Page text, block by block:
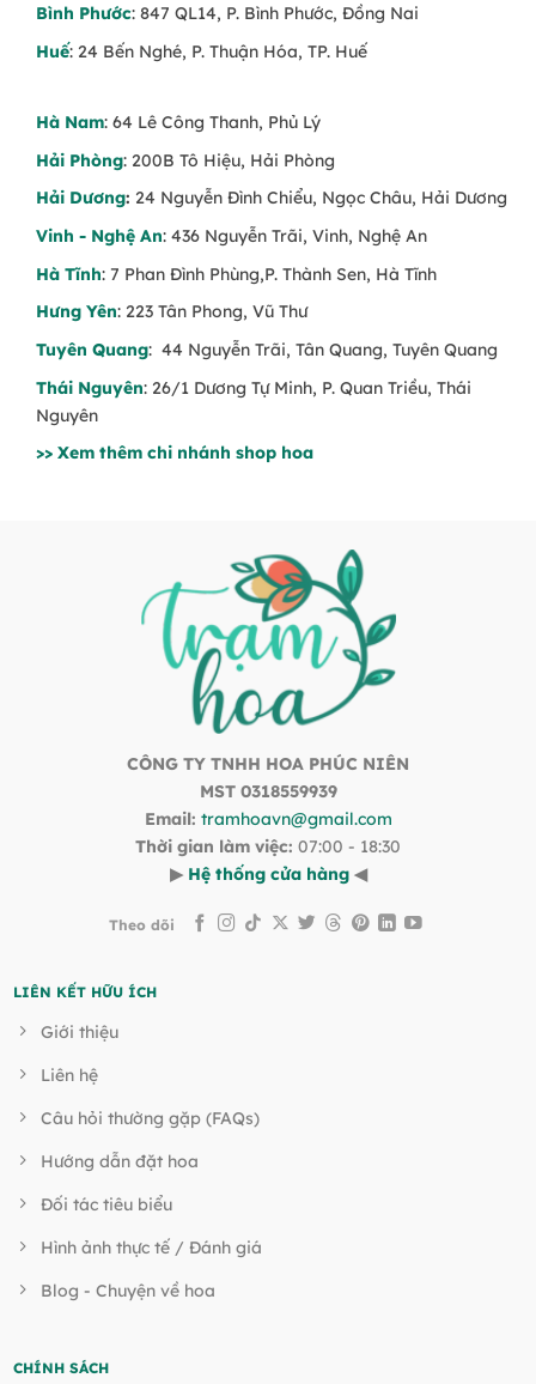
Bình Phước: 847 QL14, P. Bình Phước, Đồng Nai
Huế: 24 Bến Nghé, P. Thuận Hóa, TP. Huế
Hà Nam: 64 Lê Công Thanh, Phủ Lý
Hải Phòng: 200B Tô Hiệu, Hải Phòng
Hải Dương: 24 Nguyễn Đình Chiểu, Ngọc Châu, Hải Dương
Vinh - Nghệ An: 436 Nguyễn Trãi, Vinh, Nghệ An
Hà Tĩnh: 7 Phan Đình Phùng,P. Thành Sen, Hà Tĩnh
Hưng Yên: 223 Tân Phong, Vũ Thư
Tuyên Quang: 44 Nguyễn Trãi, Tân Quang, Tuyên Quang
Thái Nguyên: 26/1 Dương Tự Minh, P. Quan Triều, Thái
Nguyên
>> Xem thêm chi nhánh shop hoa
CÔNG TY TNHH HOA PHÚC NIÊN
MST 0318559939
Email: tramhoavn@gmail.com
Thời gian làm việc: 07:00 - 18:30
▶ Hệ thống cửa hàng ◀
Theo dõi
LIÊN KẾT HỮU ÍCH
Giới thiệu
Liên hệ
Câu hỏi thường gặp (FAQs)
Hướng dẫn đặt hoa
Đối tác tiêu biểu
Hình ảnh thực tế / Đánh giá
Blog - Chuyện về hoa
CHÍNH SÁCH